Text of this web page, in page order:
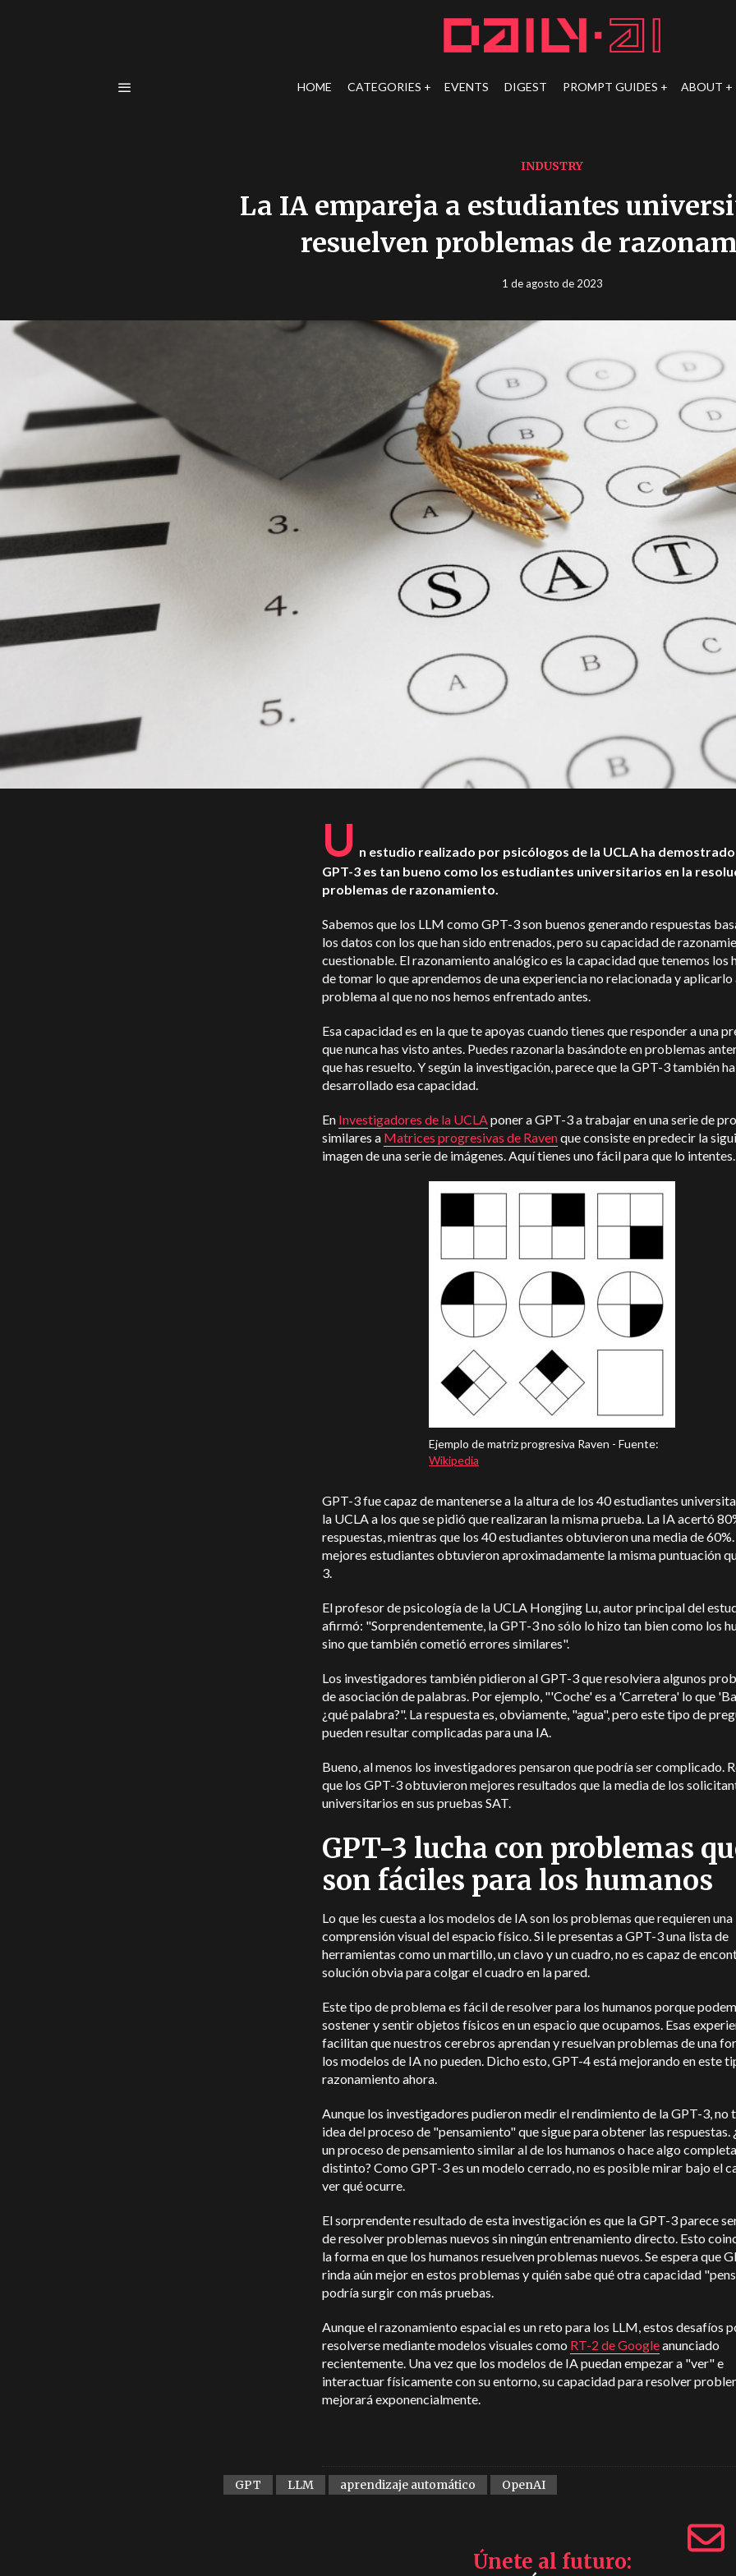
HOME CATEGORIES EVENTS DIGEST PROMPT GUIDES ABOUT
INDUSTRY
La IA empareja a estudiantes
resuelven problemas de
1 de agosto de 2023
U n estudio realizado por psicólogos de la UCLA ha demostrado
GPT-3 es tan bueno como los estudiantes universitarios en la
problemas de razonamiento.
Sabemos que los LLM como GPT-3 son buenos generando respuestas
los datos con los que han sido entrenados, pero su capacidad de
cuestionable. El razonamiento analógico es la capacidad que tenemos los
de tomar lo que aprendemos de una experiencia no relacionada y aplicarlo
problema al que no nos hemos enfrentado antes.
Esa capacidad es en la que te apoyas cuando tienes que responder a una
que nunca has visto antes. Puedes razonarla basándote en problemas
que has resuelto. Y según la investigación, parece que la GPT-3 también ha
desarrollado esa capacidad.
En Investigadores de la UCLAponer a GPT-3 a trabajar en una serie de
similares a Matrices progresivas de Ravenque consiste en predecir la
imagen de una serie de imágenes. Aquí tienes uno fácil para que lo intentes.
Ejemplo de matriz progresiva Raven - Fuente:
Wikipedia
GPT-3 fue capaz de mantenerse a la altura de los 40 estudiantes
la UCLA a los que se pidió que realizaran la misma prueba. La IA acertó
respuestas, mientras que los 40 estudiantes obtuvieron una media de 60%.
mejores estudiantes obtuvieron aproximadamente la misma puntuación
3.
El profesor de psicología de la UCLA Hongjing Lu, autor principal del
afirmó: "Sorprendentemente, la GPT-3 no sólo lo hizo tan bien como los
sino que también cometió errores similares".
Los investigadores también pidieron al GPT-3 que resolviera algunos
de asociación de palabras. Por ejemplo, "'Coche' es a 'Carretera' lo que
¿qué palabra?". La respuesta es, obviamente, "agua", pero este tipo de
pueden resultar complicadas para una IA.
Bueno, al menos los investigadores pensaron que podría ser complicado.
que los GPT-3 obtuvieron mejores resultados que la media de los
universitarios en sus pruebas SAT.
GPT-3 lucha con problemas
son fáciles para los humanos
Lo que les cuesta a los modelos de IA son los problemas que requieren una
comprensión visual del espacio físico. Si le presentas a GPT-3 una lista de
herramientas como un martillo, un clavo y un cuadro, no es capaz de
solución obvia para colgar el cuadro en la pared.
Este tipo de problema es fácil de resolver para los humanos porque
sostener y sentir objetos físicos en un espacio que ocupamos. Esas
facilitan que nuestros cerebros aprendan y resuelvan problemas de una
los modelos de IA no pueden. Dicho esto, GPT-4 está mejorando en este
razonamiento ahora.
Aunque los investigadores pudieron medir el rendimiento de la GPT-3, no
idea del proceso de "pensamiento" que sigue para obtener las respuestas.
un proceso de pensamiento similar al de los humanos o hace algo
distinto? Como GPT-3 es un modelo cerrado, no es posible mirar bajo el
ver qué ocurre.
El sorprendente resultado de esta investigación es que la GPT-3 parece
de resolver problemas nuevos sin ningún entrenamiento directo. Esto
la forma en que los humanos resuelven problemas nuevos. Se espera que
rinda aún mejor en estos problemas y quién sabe qué otra capacidad
podría surgir con más pruebas.
Aunque el razonamiento espacial es un reto para los LLM, estos desafíos
resolverse mediante modelos visuales como RT-2 de Googleanunciado
recientemente. Una vez que los modelos de IA puedan empezar a "ver" e
interactuar físicamente con su entorno, su capacidad para resolver
mejorará exponencialmente.
GPT LLM aprendizaje automático OpenAI
Únete al futuro